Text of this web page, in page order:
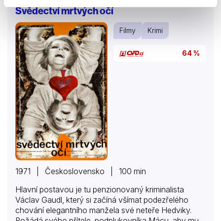
historických „šermovaček“, z nichž nejslavnější byl
d’Artagnan ze známé adaptace Tří mušketýrů.
Svědectví mrtvých očí
Filmy Krimi
64 %
1971 | Československo | 100 min
Hlavní postavou je tu penzionovaný kriminalista
Václav Gaudl, který si začíná všímat podezřelého
chování elegantního manžela své neteře Hedviky.